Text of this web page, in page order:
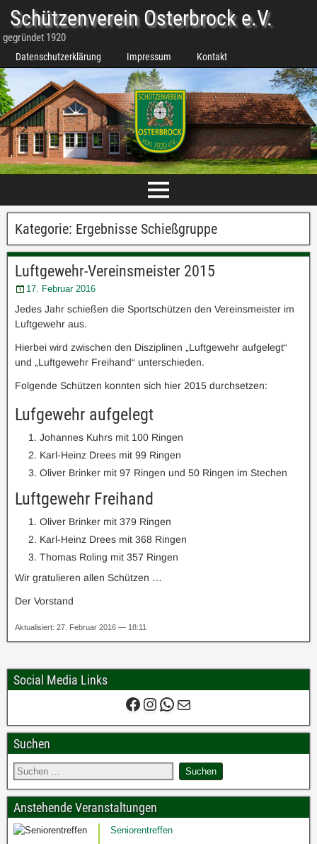
Schützenverein Osterbrock e.V.
gegründet 1920
Datenschutzerklärung Impressum Kontakt
Kategorie: Ergebnisse Schießgruppe
Luftgewehr-Vereinsmeister 2015
17. Februar 2016
Jedes Jahr schießen die Sportschützen den Vereinsmeister im
Luftgewehr aus.
Hierbei wird zwischen den Disziplinen „Luftgewehr aufgelegt“
und „Luftgewehr Freihand“ unterschieden.
Folgende Schützen konnten sich hier 2015 durchsetzen:
Lufgewehr aufgelegt
Johannes Kuhrs mit 100 Ringen
Karl-Heinz Drees mit 99 Ringen
Oliver Brinker mit 97 Ringen und 50 Ringen im Stechen
Luftgewehr Freihand
Oliver Brinker mit 379 Ringen
Karl-Heinz Drees mit 368 Ringen
Thomas Roling mit 357 Ringen
Wir gratulieren allen Schützen …
Der Vorstand
Aktualisiert: 27. Februar 2016 — 18:11
Social Media Links
Suchen
Anstehende Veranstaltungen
Seniorentreffen